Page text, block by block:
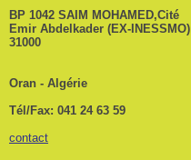
BP 1042 SAIM MOHAMED,Cité
Emir Abdelkader (EX-INESSMO)
31000
Oran - Algérie
Tél/Fax: 041 24 63 59
contact